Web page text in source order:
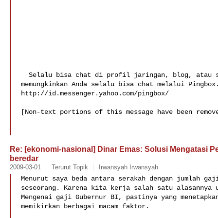
memungkinkan Anda selalu bisa chat melalui
http://id.messenger.yahoo.com/pingbox/
[Non-text portions of this message have been
Re: [ekonomi-nasional] Dinar Emas: Solusi Mengatasi
beredar
2009-03-01 Terurut Topik Irwansyah Irwansyah
Menurut saya beda antara serakah dengan jumlah
seseorang. Karena kita kerja salah satu alasannya
Mengenai gaji Gubernur BI, pastinya yang
memikirkan berbagai macam faktor.